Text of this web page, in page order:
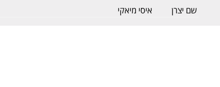
שם יצרן איסי מיאקי